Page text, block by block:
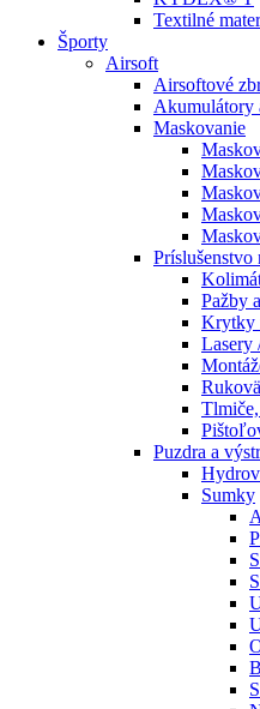
Textilné
Športy
Airsoft
Airsoftové
Akumulátory
Maskovanie
Príslušenstvo
Pažby
Krytky
Lasery
Puzdra a
Sumky